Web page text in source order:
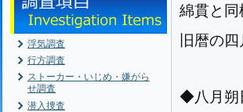
浮気調査
行方調査
ストーカー・いじめ・嫌がら
せ調査
潜入捜査
綿貫と同
旧暦の
◆八月朔